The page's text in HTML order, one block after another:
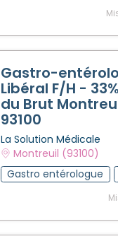
Gastro-
Libéral F/H -
du Brut
93100
La Solution Médicale
Montreuil (93100)
Gastro entérologue